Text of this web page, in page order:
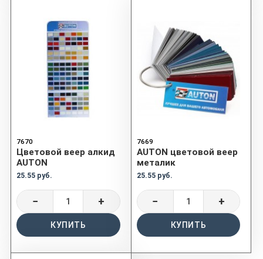
7670
Цветовой веер алкид
AUTON
25.55 руб.
− +
КУПИТЬ
7669
AUTON цветовой веер
металик
25.55 руб.
− +
КУПИТЬ